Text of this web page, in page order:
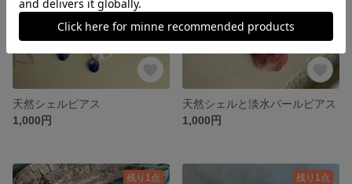
天然シェルピアス
1,000円
天然シェルと淡水パールピアス
1,000円
残り1点 残り1点